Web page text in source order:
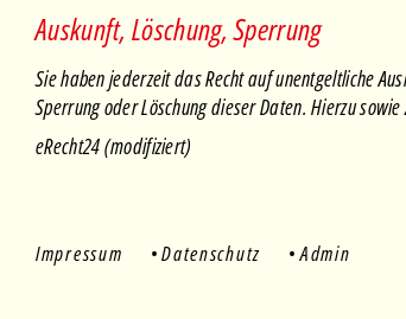
Auskunft, Löschung, Sperrung
Sie haben jederzeit das Recht auf unentgeltliche
Sperrung oder Löschung dieser Daten. Hierzu
eRecht24 (modifiziert)
Impressum •Datenschutz • Admin